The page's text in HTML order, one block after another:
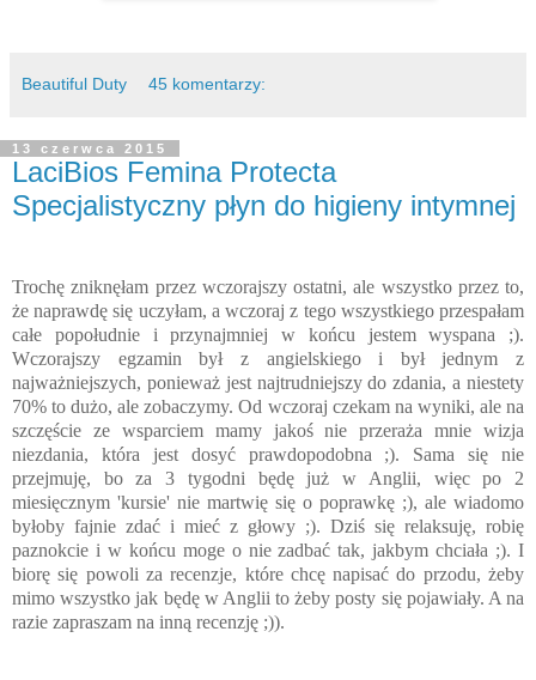
Beautiful Duty 45 komentarzy:
13 czerwca 2015
LaciBios Femina Protecta
Specjalistyczny płyn do higieny intymnej
Trochę zniknęłam przez wczorajszy ostatni, ale wszystko przez to,
że naprawdę się uczyłam, a wczoraj z tego wszystkiego przespałam
całe popołudnie i przynajmniej w końcu jestem wyspana ;).
Wczorajszy egzamin był z angielskiego i był jednym z
najważniejszych, ponieważ jest najtrudniejszy do zdania, a niestety
70% to dużo, ale zobaczymy. Od wczoraj czekam na wyniki, ale na
szczęście ze wsparciem mamy jakoś nie przeraża mnie wizja
niezdania, która jest dosyć prawdopodobna ;). Sama się nie
przejmuję, bo za 3 tygodni będę już w Anglii, więc po 2
miesięcznym 'kursie' nie martwię się o poprawkę ;), ale wiadomo
byłoby fajnie zdać i mieć z głowy ;). Dziś się relaksuję, robię
paznokcie i w końcu moge o nie zadbać tak, jakbym chciała ;). I
biorę się powoli za recenzje, które chcę napisać do przodu, żeby
mimo wszystko jak będę w Anglii to żeby posty się pojawiały. A na
razie zapraszam na inną recenzję ;)).